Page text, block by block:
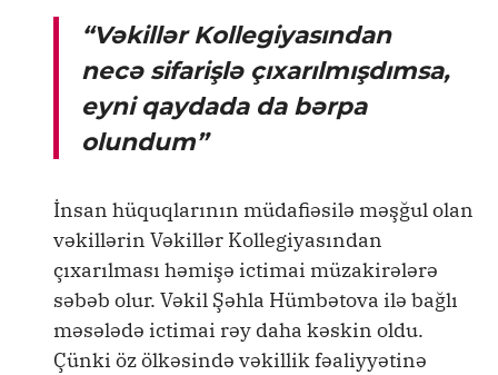
“Vəkillər Kollegiyasından
necə sifarişlə çıxarılmışdımsa,
eyni qaydada da bərpa
olundum”
İnsan hüquqlarının müdafiəsilə məşğul olan
vəkillərin Vəkillər Kollegiyasından
çıxarılması həmişə ictimai müzakirələrə
səbəb olur. Vəkil Şəhla Hümbətova ilə bağlı
məsələdə ictimai rəy daha kəskin oldu.
Çünki öz ölkəsində vəkillik fəaliyyətinə